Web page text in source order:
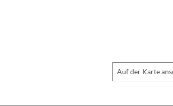
Auf der Karte